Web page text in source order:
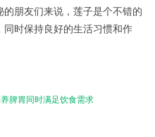
朋友们来说，莲子是个不错的
时保持良好的生活习惯和作
脾胃同时满足饮食需求